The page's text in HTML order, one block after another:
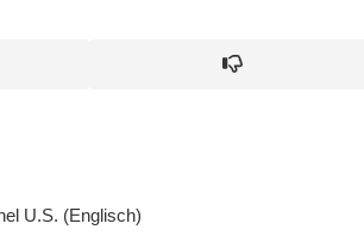
U.S. (Englisch)